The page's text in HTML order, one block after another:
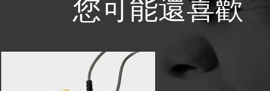
您可能還喜歡